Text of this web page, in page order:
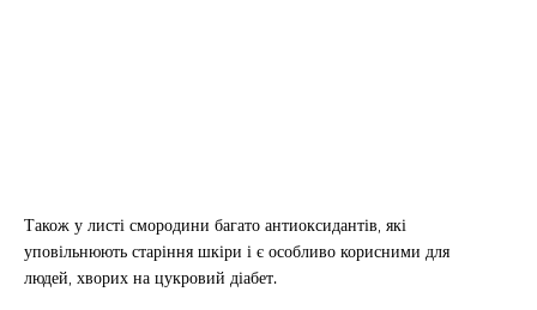
Також у листі смородини багато антиоксидантів, які
уповільнюють старіння шкіри і є особливо корисними для
людей, хворих на цукровий діабет.